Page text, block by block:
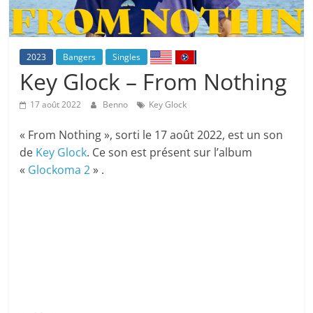
2023 Bangers Singles
Key Glock – From Nothing
17 août 2022 Benno Key Glock
« From Nothing », sorti le 17 août 2022, est un son
de Key Glock. Ce son est présent sur l’album
« Glockoma 2» .